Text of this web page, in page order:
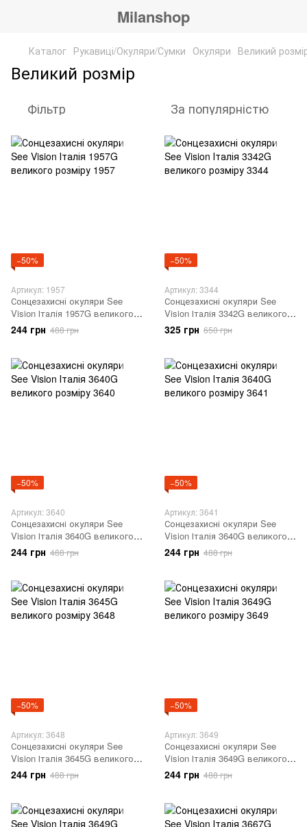
Milanshop
Каталог Рукавиці/Окуляри/Сумки Окуляри Великий
Великий розмір
Фільтр За популярністю
−50%
Артикул: 1957
Сонцезахисні окуляри See
Vision Італія 1957G великого
розміру 1957
244 грн 488 грн
−50%
Артикул: 3344
Сонцезахисні окуляри See
Vision Італія 3342G великого
розміру 3344
325 грн 650 грн
−50%
Артикул: 3640
Сонцезахисні окуляри See
Vision Італія 3640G великого
розміру 3640
244 грн 488 грн
−50%
Артикул: 3641
Сонцезахисні окуляри See
Vision Італія 3640G великого
розміру 3641
244 грн 488 грн
−50%
Артикул: 3648
Сонцезахисні окуляри See
Vision Італія 3645G великого
розміру 3648
244 грн 488 грн
−50%
Артикул: 3649
Сонцезахисні окуляри See
Vision Італія 3649G великого
розміру 3649
244 грн 488 грн